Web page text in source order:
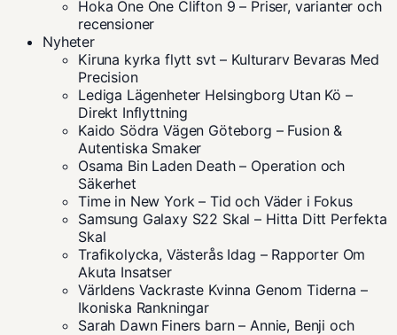
Hoka One One Clifton 9 – Priser, varianter och
recensioner
Nyheter
Kiruna kyrka flytt svt – Kulturarv Bevaras Med
Precision
Lediga Lägenheter Helsingborg Utan Kö –
Direkt Inflyttning
Kaido Södra Vägen Göteborg – Fusion &
Autentiska Smaker
Osama Bin Laden Death – Operation och
Säkerhet
Time in New York – Tid och Väder i Fokus
Samsung Galaxy S22 Skal – Hitta Ditt Perfekta
Skal
Trafikolycka, Västerås Idag – Rapporter Om
Akuta Insatser
Världens Vackraste Kvinna Genom Tiderna –
Ikoniska Rankningar
Sarah Dawn Finers barn – Annie, Benji och